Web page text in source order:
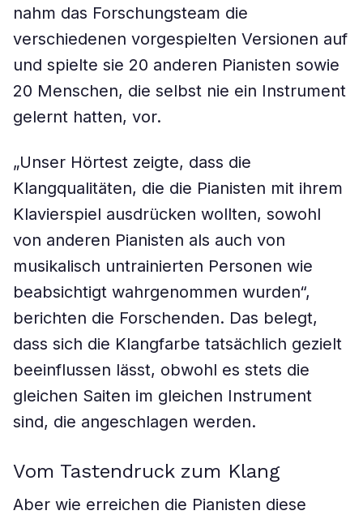
nahm das Forschungsteam die
verschiedenen vorgespielten Versionen auf
und spielte sie 20 anderen Pianisten sowie
20 Menschen, die selbst nie ein Instrument
gelernt hatten, vor.
„Unser Hörtest zeigte, dass die
Klangqualitäten, die die Pianisten mit ihrem
Klavierspiel ausdrücken wollten, sowohl
von anderen Pianisten als auch von
musikalisch untrainierten Personen wie
beabsichtigt wahrgenommen wurden“,
berichten die Forschenden. Das belegt,
dass sich die Klangfarbe tatsächlich gezielt
beeinflussen lässt, obwohl es stets die
gleichen Saiten im gleichen Instrument
sind, die angeschlagen werden.
Vom Tastendruck zum Klang
Aber wie erreichen die Pianisten diese